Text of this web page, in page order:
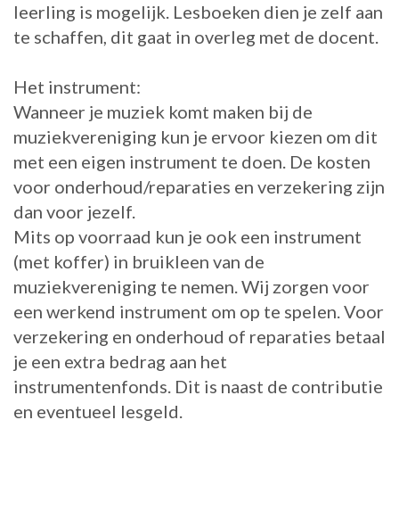
leerling is mogelijk. Lesboeken dien je zelf aan
te schaffen, dit gaat in overleg met de docent.
Het instrument:
Wanneer je muziek komt maken bij de
muziekvereniging kun je ervoor kiezen om dit
met een eigen instrument te doen. De kosten
voor onderhoud/reparaties en verzekering zijn
dan voor jezelf.
Mits op voorraad kun je ook een instrument
(met koffer) in bruikleen van de
muziekvereniging te nemen. Wij zorgen voor
een werkend instrument om op te spelen. Voor
verzekering en onderhoud of reparaties betaal
je een extra bedrag aan het
instrumentenfonds. Dit is naast de contributie
en eventueel lesgeld.